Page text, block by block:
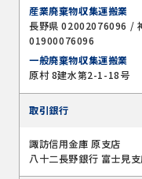
産業廃棄物収集運搬業
長野県 02002076096 /
01900076096
一般廃棄物収集運搬業
原村 8建水第2-1-18号
取引銀行
諏訪信用金庫 原支店
八十二長野銀行 富士見